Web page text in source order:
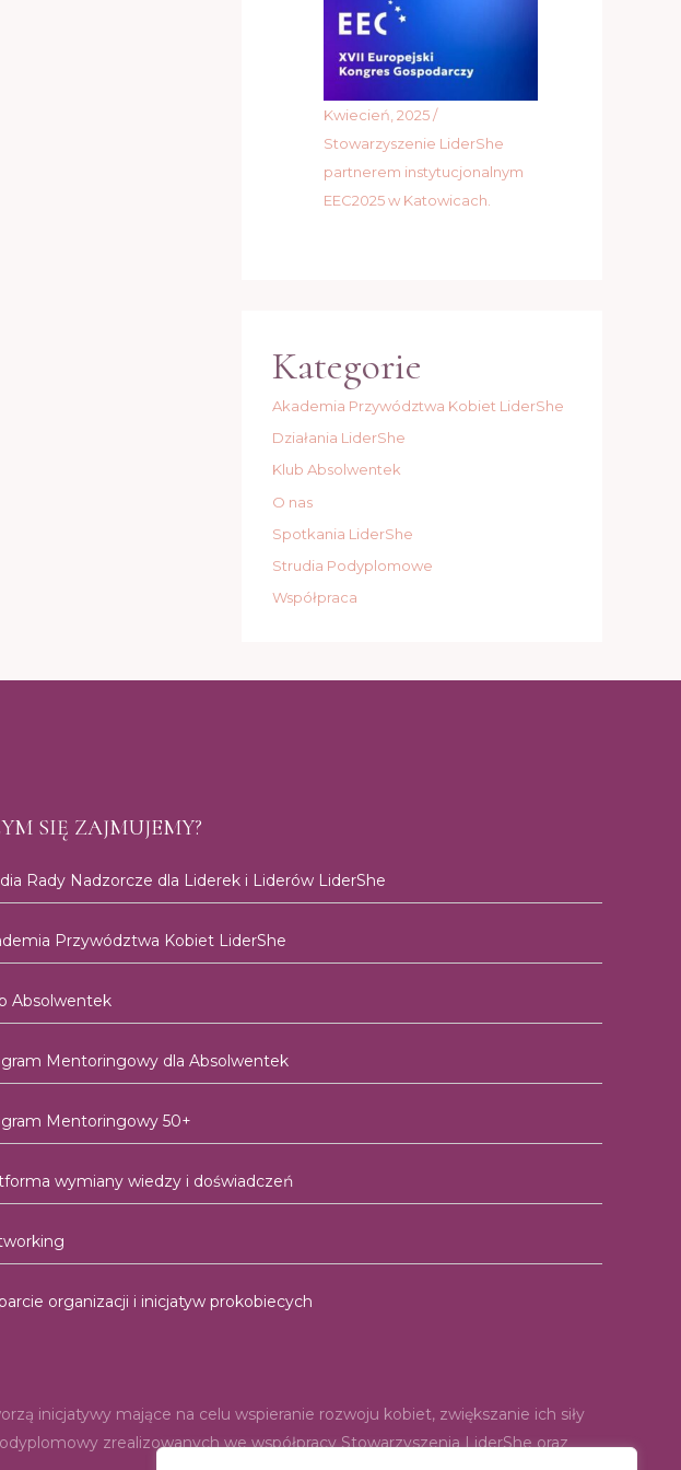
Kwiecień, 2025 /
Stowarzyszenie LiderShe
partnerem instytucjonalnym
EEC2025 w Katowicach.
Kategorie
Akademia Przywództwa Kobiet LiderShe
Działania LiderShe
Klub Absolwentek
O nas
Spotkania LiderShe
Strudia Podyplomowe
Współpraca
SIĘ ZAJMUJEMY?
Rady Nadzorcze dla Liderek i Liderów LiderShe
Przywództwa Kobiet LiderShe
Absolwentek
Mentoringowy dla Absolwentek
Mentoringowy 50+
wymiany wiedzy i doświadczeń
organizacji i inicjatyw prokobiecych
inicjatywy mające na celu wspieranie rozwoju kobiet, zwiększanie ich siły
zrealizowanych we współpracy Stowarzyszenia LiderShe oraz